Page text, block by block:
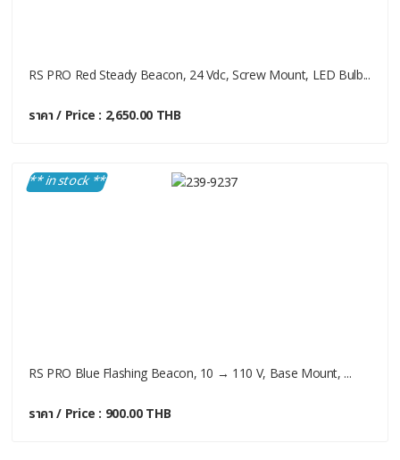
RS PRO Red Steady Beacon, 24 Vdc, Screw Mount, LED Bulb...
ราคา / Price : 2,650.00 THB
** in stock **
RS PRO Blue Flashing Beacon, 10 → 110 V, Base Mount, ...
ราคา / Price : 900.00 THB